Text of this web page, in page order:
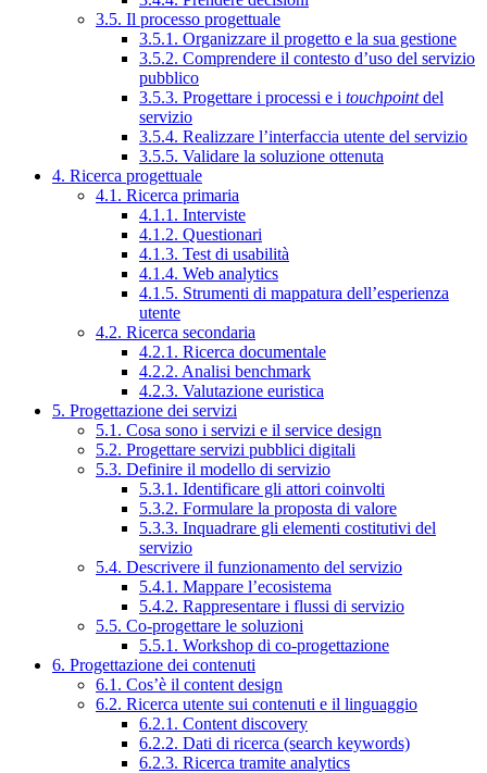
3.5. Il processo progettuale
3.5.1. Organizzare il progetto e la sua gestione
3.5.2. Comprendere il contesto d’uso del servizio
pubblico
3.5.3. Progettare i processi e i touchpointdel
servizio
3.5.4. Realizzare l’interfaccia utente del servizio
3.5.5. Validare la soluzione ottenuta
4. Ricerca progettuale
4.1. Ricerca primaria
4.1.1. Interviste
4.1.2. Questionari
4.1.3. Test di usabilità
4.1.4. Web analytics
4.1.5. Strumenti di mappatura dell’esperienza
utente
4.2. Ricerca secondaria
4.2.1. Ricerca documentale
4.2.2. Analisi benchmark
4.2.3. Valutazione euristica
5. Progettazione dei servizi
5.1. Cosa sono i servizi e il service design
5.2. Progettare servizi pubblici digitali
5.3. Definire il modello di servizio
5.3.1. Identificare gli attori coinvolti
5.3.2. Formulare la proposta di valore
5.3.3. Inquadrare gli elementi costitutivi del
servizio
5.4. Descrivere il funzionamento del servizio
5.4.1. Mappare l’ecosistema
5.4.2. Rappresentare i flussi di servizio
5.5. Co-progettare le soluzioni
5.5.1. Workshop di co-progettazione
6. Progettazione dei contenuti
6.1. Cos’è il content design
6.2. Ricerca utente sui contenuti e il linguaggio
6.2.1. Content discovery
6.2.2. Dati di ricerca (search keywords)
6.2.3. Ricerca tramite analytics